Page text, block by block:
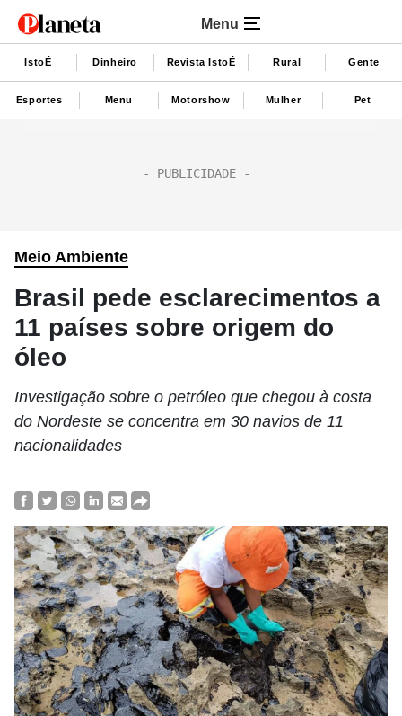
Menu
IstoÉ Dinheiro Revista IstoÉ Rural Gente
Esportes Menu Motorshow Mulher Pet
Meio Ambiente
Brasil pede esclarecimentos a
11 países sobre origem do
óleo
Investigação sobre o petróleo que chegou à costa
do Nordeste se concentra em 30 navios de 11
nacionalidades